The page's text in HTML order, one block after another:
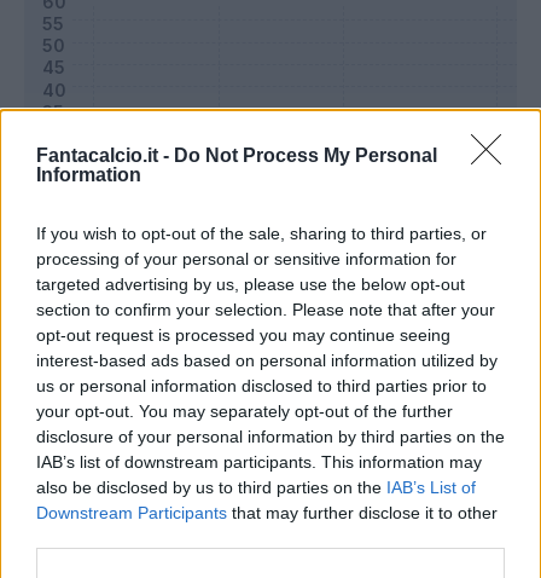
Fantacalcio.it - Do Not Process My Personal
Information
If you wish to opt-out of the sale, sharing to third parties, or
processing of your personal or sensitive information for
targeted advertising by us, please use the below opt-out
section to confirm your selection. Please note that after your
opt-out request is processed you may continue seeing
interest-based ads based on personal information utilized by
us or personal information disclosed to third parties prior to
your opt-out. You may separately opt-out of the further
disclosure of your personal information by third parties on the
IAB’s list of downstream participants. This information may
also be disclosed by us to third parties on the IAB’s List of
Downstream Participants that may further disclose it to other
Classic Mantra
Riepilogo stagione
Titolare 21 - 72%